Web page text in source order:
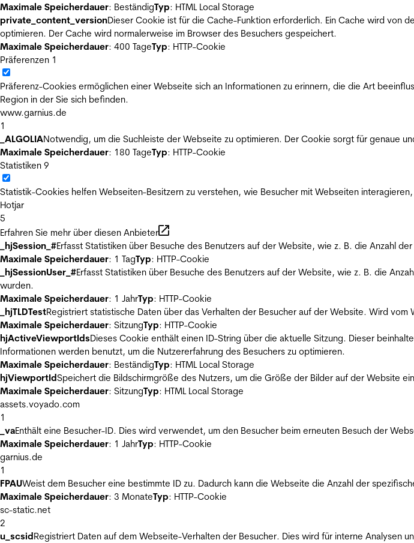
Maximale Speicherdauer: BeständigTyp: HTML Local Storage
private_content_versionDieser Cookie ist für die Cache-Funktion erforderlich. Ein Cache wird
optimieren. Der Cache wird normalerweise im Browser des Besuchers gespeichert.
Maximale Speicherdauer: 400 TageTyp: HTTP-Cookie
Präferenzen 1
Präferenz-Cookies ermöglichen einer Webseite sich an Informationen zu erinnern, die die Art
Region in der Sie sich befinden.
www.garnius.de
1
_ALGOLIANotwendig, um die Suchleiste der Webseite zu optimieren. Der Cookie sorgt für genaue
Maximale Speicherdauer: 180 TageTyp: HTTP-Cookie
Statistiken 9
Statistik-Cookies helfen Webseiten-Besitzern zu verstehen, wie Besucher mit Webseiten
Hotjar
5
Erfahren Sie mehr über diesen Anbieter
_hjSession_#Erfasst Statistiken über Besuche des Benutzers auf der Website, wie z. B. die Anzahl
Maximale Speicherdauer: 1 TagTyp: HTTP-Cookie
_hjSessionUser_#Erfasst Statistiken über Besuche des Benutzers auf der Website, wie z. B. die
wurden.
Maximale Speicherdauer: 1 JahrTyp: HTTP-Cookie
_hjTLDTestRegistriert statistische Daten über das Verhalten der Besucher auf der Website. Wird
Maximale Speicherdauer: SitzungTyp: HTTP-Cookie
hjActiveViewportIdsDieses Cookie enthält einen ID-String über die aktuelle Sitzung. Dieser
Informationen werden benutzt, um die Nutzererfahrung des Besuchers zu optimieren.
Maximale Speicherdauer: BeständigTyp: HTML Local Storage
hjViewportIdSpeichert die Bildschirmgröße des Nutzers, um die Größe der Bilder auf der Website
Maximale Speicherdauer: SitzungTyp: HTML Local Storage
assets.voyado.com
1
_vaEnthält eine Besucher-ID. Dies wird verwendet, um den Besucher beim erneuten Besuch der
Maximale Speicherdauer: 1 JahrTyp: HTTP-Cookie
garnius.de
1
FPAUWeist dem Besucher eine bestimmte ID zu. Dadurch kann die Webseite die Anzahl der
Maximale Speicherdauer: 3 MonateTyp: HTTP-Cookie
sc-static.net
2
u_scsidRegistriert Daten auf dem Webseite-Verhalten der Besucher. Dies wird für interne Analysen